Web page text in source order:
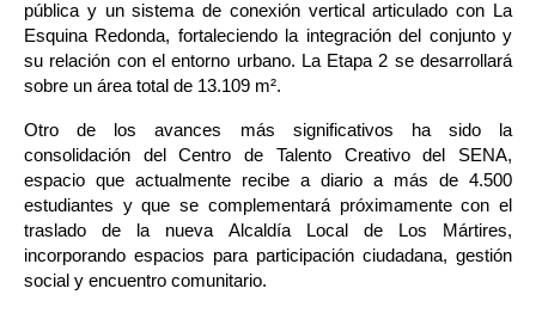
pública y un sistema de conexión vertical articulado con La
Esquina Redonda, fortaleciendo la integración del conjunto y
su relación con el entorno urbano. La Etapa 2 se desarrollará
sobre un área total de 13.109 m².
Otro de los avances más significativos ha sido la
consolidación del Centro de Talento Creativo del SENA,
espacio que actualmente recibe a diario a más de 4.500
estudiantes y que se complementará próximamente con el
traslado de la nueva Alcaldía Local de Los Mártires,
incorporando espacios para participación ciudadana, gestión
social y encuentro comunitario.